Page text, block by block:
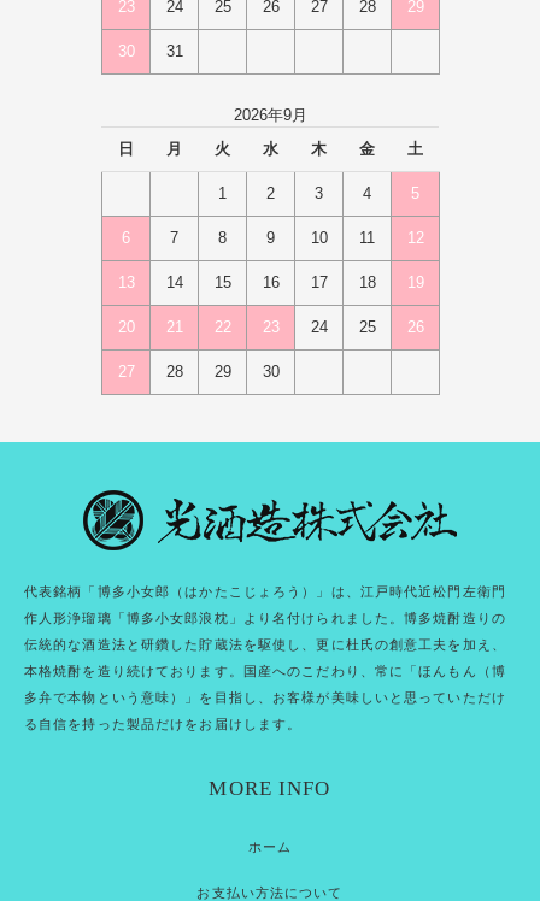
23 24 25 26 27 28 29
30 31
2026年9月
日
月 火 水 木 金 土
1 2 3 4 5
6 7 8 9 10 11 12
13 14 15 16 17 18 19
20 21 22 23 24 25 26
27 28 29 30
代表銘柄「博多小女郎（はかたこじょろう）」は、江戸時代近松門左衛門
作人形浄瑠璃「博多小女郎浪枕」より名付けられました。博多焼酎造りの
伝統的な酒造法と研鑽した貯蔵法を駆使し、更に杜氏の創意工夫を加え、
本格焼酎を造り続けております。国産へのこだわり、常に「ほんもん（博
多弁で本物という意味）」を目指し、お客様が美味しいと思っていただけ
る自信を持った製品だけをお届けします。
MORE INFO
ホーム
お支払い方法について